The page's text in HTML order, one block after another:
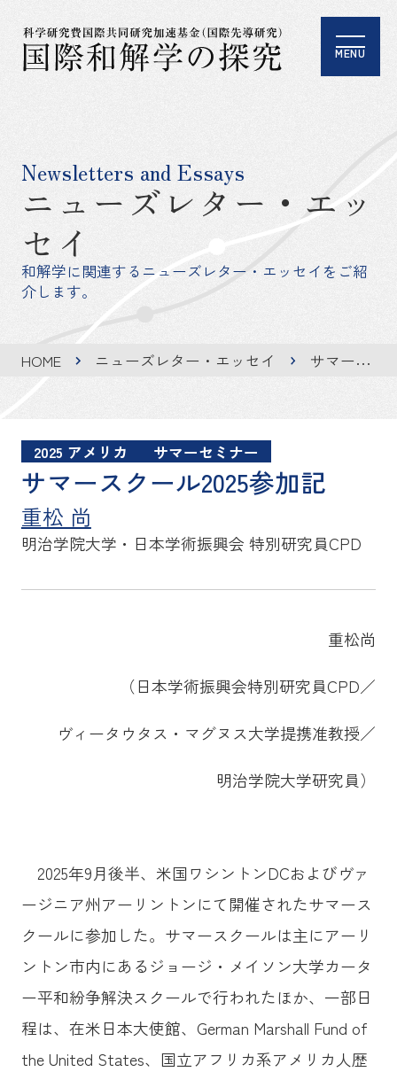
MENU
ニューズレター・エッ
セイ
Newsletters and Essays
和解学に関連するニューズレター・エッセイをご紹
介します。
HOME ニューズレター・エッセイ サマースクール2025参加記
2025 アメリカ サマーセミナー
サマースクール2025参加記
重松 尚
明治学院大学・日本学術振興会 特別研究員CPD
重松尚
（日本学術振興会特別研究員CPD／
ヴィータウタス・マグヌス大学提携准教授／
明治学院大学研究員）
2025年9月後半、米国ワシントンDCおよびヴァ
ージニア州アーリントンにて開催されたサマース
クールに参加した。サマースクールは主にアーリ
ントン市内にあるジョージ・メイソン大学カータ
ー平和紛争解決スクールで行われたほか、一部日
程は、在米日本大使館、German Marshall Fund of
the United States、国立アフリカ系アメリカ人歴